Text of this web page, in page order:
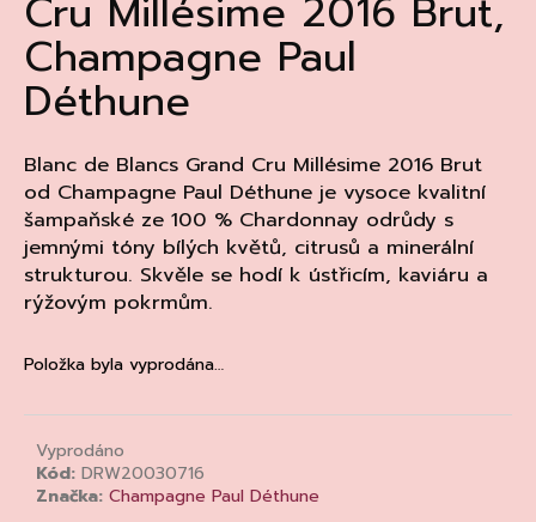
Cru Millésime 2016 Brut,
Champagne Paul
Déthune
Blanc de Blancs Grand Cru Millésime 2016 Brut
od Champagne Paul Déthune je vysoce kvalitní
šampaňské ze 100 % Chardonnay odrůdy s
jemnými tóny bílých květů, citrusů a minerální
strukturou. Skvěle se hodí k ústřicím, kaviáru a
rýžovým pokrmům.
Položka byla vyprodána…
Vyprodáno
Kód: DRW20030716
Značka: Champagne Paul Déthune
a
j
í
t
?
HLEDAT
o
p
o